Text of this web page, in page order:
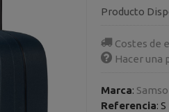
Producto
Costes de
Hacer una
Marca:
Referencia: S